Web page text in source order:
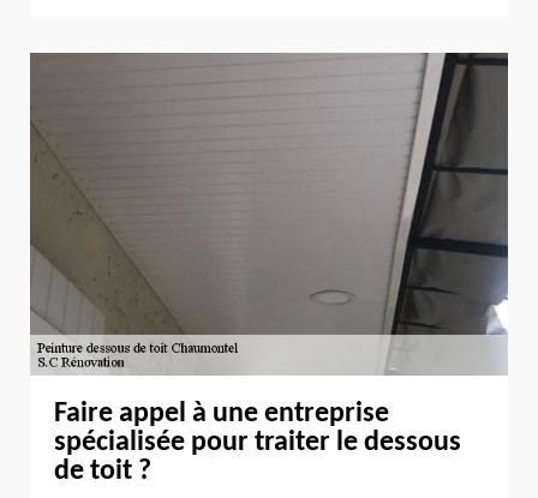
Faire appel à une entreprise
spécialisée pour traiter le dessous
de toit ?